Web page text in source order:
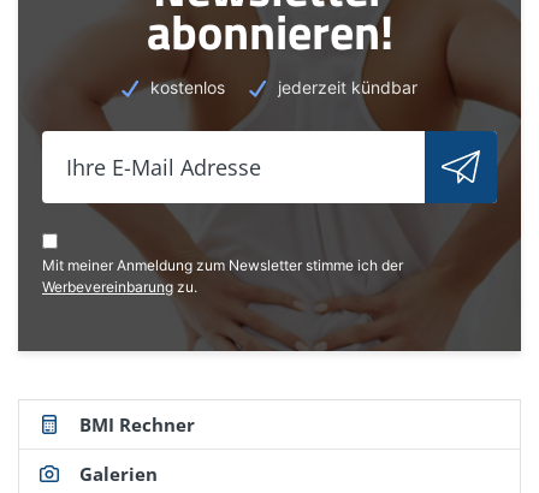
abonnieren!
kostenlos jederzeit kündbar
Mit meiner Anmeldung zum Newsletter stimme ich der
Werbevereinbarung zu.
BMI Rechner
Galerien